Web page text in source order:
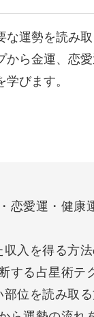
ーについて。
や才能につ
か、自分の
な運勢を読み
から金運、恋
びます。
恋愛運・健康
入を得る方
する占星術テ
位を読み取